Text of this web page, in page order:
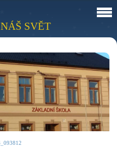
SVĚT